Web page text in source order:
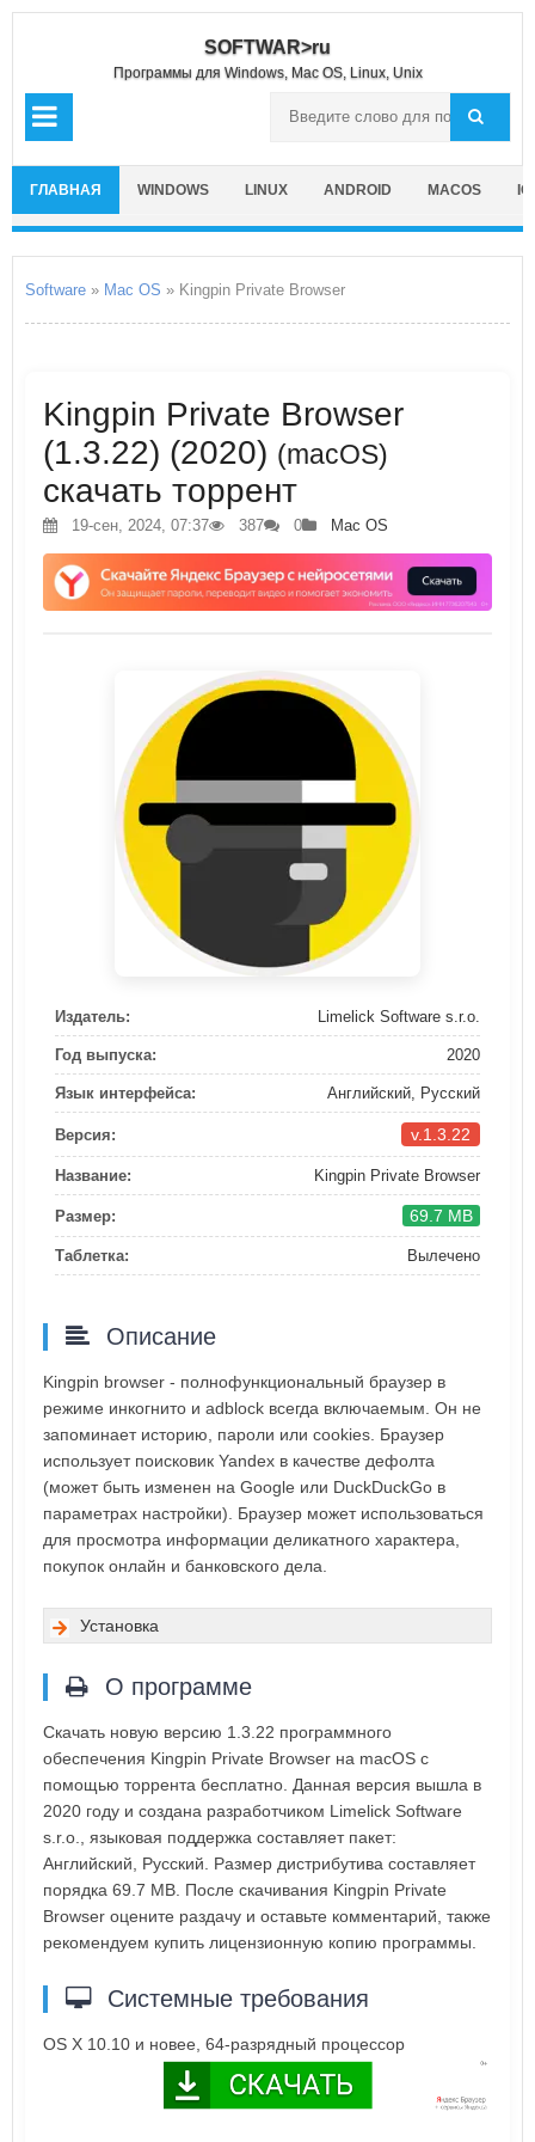
SOFTWAR>ru
Программы для Windows, Mac OS, Linux, Unix
ГЛАВНАЯ WINDOWS LINUX ANDROID MACOS
Software » Mac OS » Kingpin Private Browser
Kingpin Private Browser
(1.3.22) (2020) (macOS)
скачать торрент
19-сен, 2024, 07:37 387 0 Mac OS
Издатель: Limelick Software s.r.o.
Год выпуска: 2020
Язык интерфейса: Английский, Русский
Версия: v.1.3.22
Название: Kingpin Private Browser
Размер: 69.7 MB
Таблетка: Вылечено
Описание
Kingpin browser - полнофункциональный браузер в
режиме инкогнито и adblock всегда включаемым. Он не
запоминает историю, пароли или cookies. Браузер
использует поисковик Yandex в качестве дефолта
(может быть изменен на Google или DuckDuckGo в
параметрах настройки). Браузер может использоваться
для просмотра информации деликатного характера,
покупок онлайн и банковского дела.
Установка
О программе
Скачать новую версию 1.3.22 программного
обеспечения Kingpin Private Browser на macOS с
помощью торрента бесплатно. Данная версия вышла в
2020 году и создана разработчиком Limelick Software
s.r.o., языковая поддержка составляет пакет:
Английский, Русский. Размер дистрибутива составляет
порядка 69.7 MB. После скачивания Kingpin Private
Browser оцените раздачу и оставьте комментарий, также
рекомендуем купить лицензионную копию программы.
Системные требования
OS X 10.10 и новее, 64-разрядный процессор